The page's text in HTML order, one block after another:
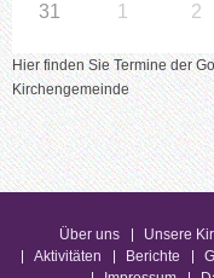
31 1 2
Hier finden Sie Termine der
Kirchengemeinde
Über uns Unsere
Aktivitäten
Berichte